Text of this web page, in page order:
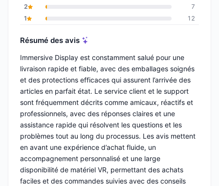
2
7
1
12
Résumé des avis
Immersive Display est constamment salué pour une
livraison rapide et fiable, avec des emballages soignés
et des protections efficaces qui assurent l’arrivée des
articles en parfait état. Le service client et le support
sont fréquemment décrits comme amicaux, réactifs et
professionnels, avec des réponses claires et une
assistance rapide qui résolvent les questions et les
problèmes tout au long du processus. Les avis mettent
en avant une expérience d’achat fluide, un
accompagnement personnalisé et une large
disponibilité de matériel VR, permettant des achats
faciles et des commandes suivies avec des conseils